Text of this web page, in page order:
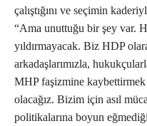
çalıştığını ve seçimin
“Ama unuttuğu bir şey var.
yıldırmayacak. Biz HDP
arkadaşlarımızla,
MHP faşizmine kaybettirmek
olacağız. Bizim için asıl
politikalarına boyun